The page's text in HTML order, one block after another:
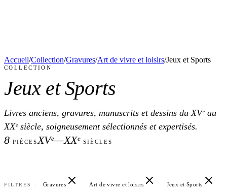
Accueil/Collection/Gravures/Art de vivre et loisirs/Jeux et Sports
COLLECTION
Jeux et Sports
Livres anciens, gravures, manuscrits et dessins du XVᵉ au
XXᵉ siècle, soigneusement sélectionnés et expertisés.
8 PIÈCESXVᵉ—XXᵉ SIÈCLES
FILTRES : Gravures Art de vivre et loisirs
Jeux et Sports